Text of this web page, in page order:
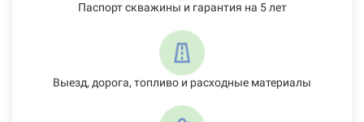
Паспорт скважины и гарантия на 5 лет
Выезд, дорога, топливо и расходные материалы